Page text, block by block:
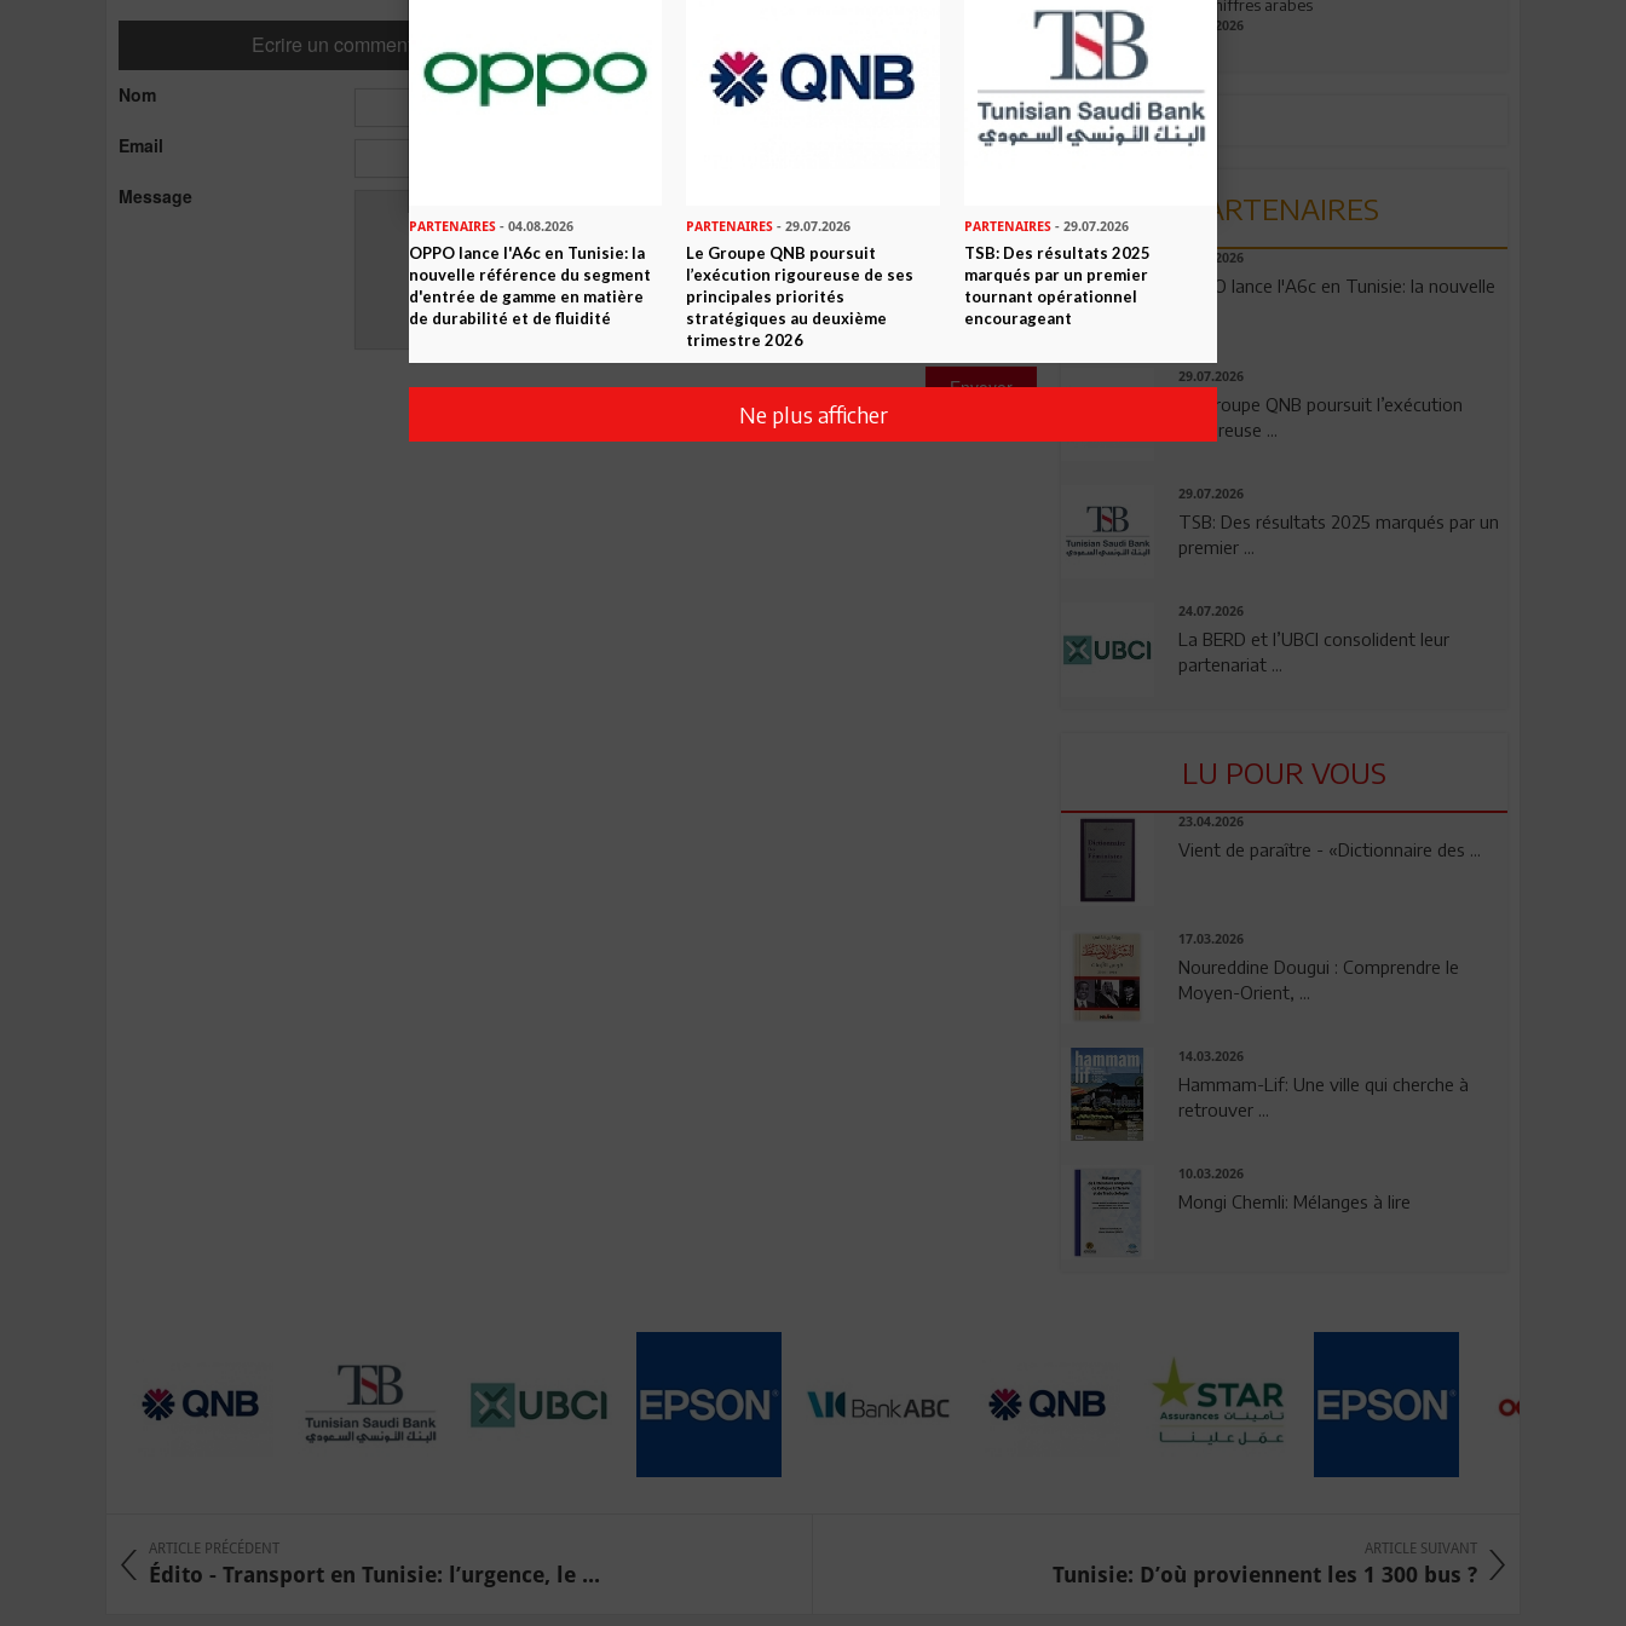
Ecrire un commentaire
Nom
Email
Message
Envoyer
aux chiffres arabes
09.07.2026
PARTENAIRES
04.08.2026
OPPO lance l'A6c en Tunisie: la nouvelle
29.07.2026
Le Groupe QNB poursuit l’exécution
rigoureuse ...
29.07.2026
TSB: Des résultats 2025 marqués par un
premier ...
24.07.2026
La BERD et l’UBCI consolident leur
partenariat ...
LU POUR VOUS
23.04.2026
Vient de paraître - «Dictionnaire des ...
17.03.2026
Noureddine Dougui : Comprendre le
Moyen-Orient, ...
14.03.2026
Hammam-Lif: Une ville qui cherche à
retrouver ...
10.03.2026
Mongi Chemli: Mélanges à lire
ARTICLE PRÉCÉDENT
Édito - Transport en Tunisie: l’urgence, le ...
ARTICLE SUIVANT
Tunisie: D’où proviennent les 1 300 bus ?
PARTENAIRES - 04.08.2026
OPPO lance l'A6c en Tunisie: la
nouvelle référence du segment
d'entrée de gamme en matière
de durabilité et de fluidité
PARTENAIRES - 29.07.2026
Le Groupe QNB poursuit
l’exécution rigoureuse de ses
principales priorités
stratégiques au deuxième
trimestre 2026
PARTENAIRES- 29.07.2026
TSB: Des résultats 2025
marqués par un premier
tournant opérationnel
encourageant
Ne plus afficher